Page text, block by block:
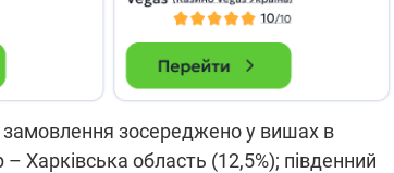
замовлення зосереджено у вишах в
Харківська область (12,5%); південний